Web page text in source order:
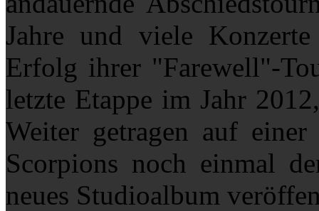
Jahre und viele
Erfolg ihrer "Farewell"-
letzte Etappe im Jahr
Weiter getragen auf
Scorpions noch einmal
neues Studioalbum